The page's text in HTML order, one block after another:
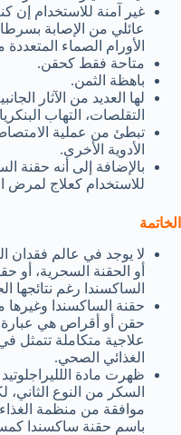
غير آمنة للاستخدام إن
عائلي من الإصابة
الأورام الصماء المتعددة
متاحة فقط كحقن.
باهظة الثمن.
لها العديد من الآثار
التقلصات، التهاب
تبطئ من عملية
الأدوية الأخرى.
بالإضافة إلى أنه حقنة
للاستخدام كعلاج لمرض
الخاتمة
لا يوجد في عالم فقدان
أو الحقنة السحرية،
الساكسندا رغم نتائجها
حقنة الساكسندا
حقن أو أقراص هي
علاجية متكاملة تتمثل
الغذائي الصحي.
ظهرت مادة
السكر من النوع
موافقة من منظمة الغذاء
باسم حقنة ساكسندا